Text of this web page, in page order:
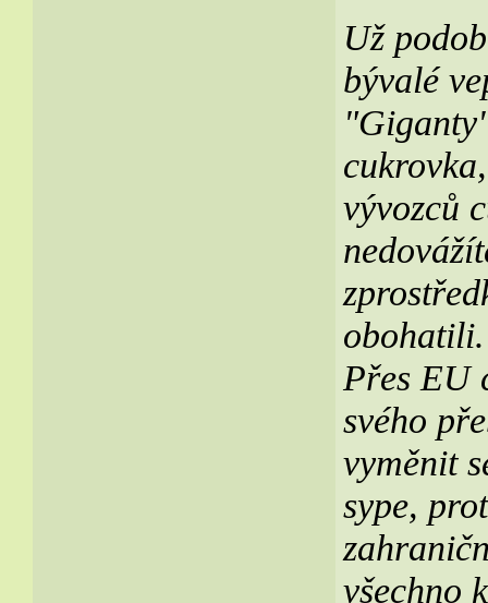
Už
bývalé
vývozců
Přes EU
svého
vyměnit
sype,
všechno